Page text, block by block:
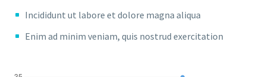
Incididunt ut labore et dolore magna aliqua
Enim ad minim veniam, quis nostrud exercitation